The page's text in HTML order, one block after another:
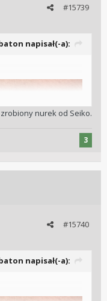
#15739
napisał(-a):
nurek od Seiko.
3
#15740
napisał(-a):